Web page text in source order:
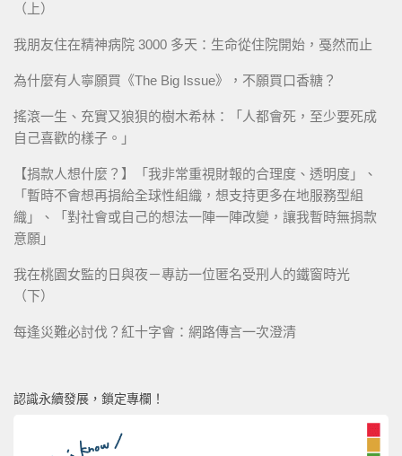
（上）
我朋友住在精神病院 3000 多天：生命從住院開始，戞然而止
為什麼有人寧願買《The Big Issue》，不願買口香糖？
搖滾一生、充實又狼狽的樹木希林：「人都會死，至少要死成
自己喜歡的樣子。」
【捐款人想什麼？】「我非常重視財報的合理度、透明度」、
「暫時不會想再捐給全球性組織，想支持更多在地服務型組
織」、「對社會或自己的想法一陣一陣改變，讓我暫時無捐款
意願」
我在桃園女監的日與夜－專訪一位匿名受刑人的鐵窗時光
（下）
每逢災難必討伐？紅十字會：網路傳言一次澄清
認識永續發展，鎖定專欄！